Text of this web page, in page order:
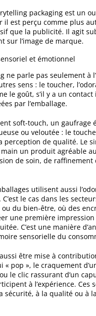
packaging est un
il est perçu comme plus
que la publicité. Il agit
sur l’image de marque.
et émotionnel
ne parle pas seulement à
sens : le toucher,
le goût, s’il y a un
par l’emballage.
soft-touch, un gaufrage
ou veloutée : le
perception de qualité. Le
un produit agréable
de soin, de raffinement
utilisent aussi
le cas dans les
du bien-être, où des
une première
C’est une manière
sensorielle du
être mise à
« pop », le craquement
le clic rassurant d’un
à l’expérience. Ces
sécurité, à la qualité ou à